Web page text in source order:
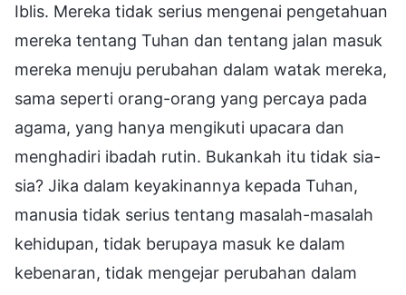
Iblis. Mereka tidak serius mengenai pengetahuan
mereka tentang Tuhan dan tentang jalan masuk
mereka menuju perubahan dalam watak mereka,
sama seperti orang-orang yang percaya pada
agama, yang hanya mengikuti upacara dan
menghadiri ibadah rutin. Bukankah itu tidak sia-
sia? Jika dalam keyakinannya kepada Tuhan,
manusia tidak serius tentang masalah-masalah
kehidupan, tidak berupaya masuk ke dalam
kebenaran, tidak mengejar perubahan dalam